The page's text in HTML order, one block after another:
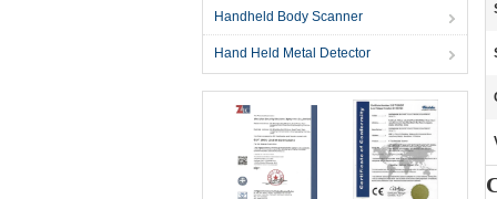
Handheld Body Scanner
Hand Held Metal Detector